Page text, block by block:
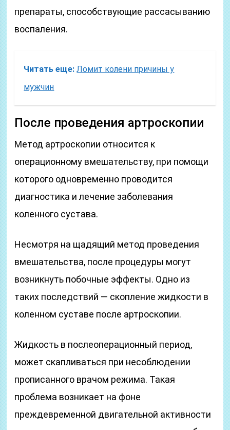
препараты, способствующие рассасыванию
воспаления.
Читать еще: Ломит колени причины у
мужчин
После проведения артроскопии
Метод артроскопии относится к
операционному вмешательству, при помощи
которого одновременно проводится
диагностика и лечение заболевания
коленного сустава.
Несмотря на щадящий метод проведения
вмешательства, после процедуры могут
возникнуть побочные эффекты. Одно из
таких последствий — скопление жидкости в
коленном суставе после артроскопии.
Жидкость в послеоперационный период,
может скапливаться при несоблюдении
прописанного врачом режима. Такая
проблема возникает на фоне
преждевременной двигательной активности